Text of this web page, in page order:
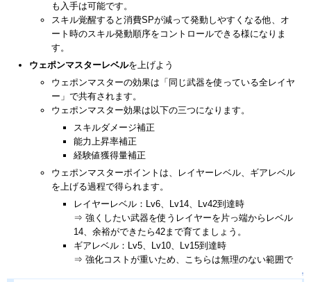
も入手は可能です。
スキル覚醒すると消費SPが減って発動しやすくなる他、オ
ート時のスキル発動順序をコントロールできる様になりま
す。
ウェポンマスターレベルを上げよう
ウェポンマスターの効果は「同じ武器を使っている全レイヤ
ー」で共有されます。
ウェポンマスター効果は以下の三つになります。
スキルダメージ補正
能力上昇率補正
経験値獲得量補正
ウェポンマスターポイントは、レイヤーレベル、ギアレベル
を上げる過程で得られます。
レイヤーレベル：Lv6、Lv14、Lv42到達時
⇒ 強くしたい武器を使うレイヤーを片っ端からレベル
14、余裕ができたら42まで育てましょう。
ギアレベル：Lv5、Lv10、Lv15到達時
⇒ 強化コストが重いため、こちらは無理のない範囲で
↑